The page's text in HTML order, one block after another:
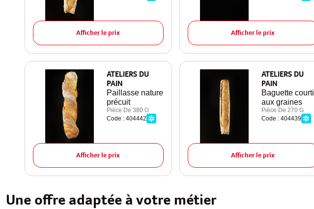
Afficher le prix Afficher le prix
ATELIERS DU
PAIN
Paillasse nature
précuit
Pièce De 380 G
Code : 404442
Afficher le prix
ATELIERS DU
PAIN
Baguette courti
aux graines
Pièce De 270 G
Code : 404439
Afficher le prix
Une offre adaptée à votre métier